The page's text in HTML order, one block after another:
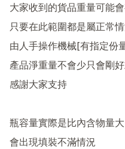
大家收到的貨品重量可能
只要在此範圍都是屬正常
由人手操作機械[有指定份
產品淨重量不會少只會剛
感謝大家支持
瓶容量實際是比內含物量大
會出現填裝不滿情況